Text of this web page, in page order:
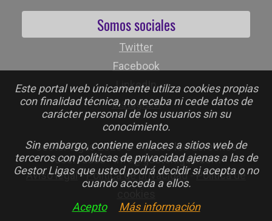
Este portal web únicamente utiliza cookies propias
con finalidad técnica, no recaba ni cede datos de
carácter personal de los usuarios sin su
conocimiento.
Sin embargo, contiene enlaces a sitios web de
terceros con políticas de privacidad ajenas a las de
Gestor Ligas que usted podrá decidir si acepta o no
cuando acceda a ellos.
Acepto
Más información
Somos sociales
Twitter
Facebook
LinkedIn
Instagram
Gestor Ligas 2026 © - Todos los derechos
reservados - info@gestorligas.com
Aviso legal-Política de privacidad-Política de